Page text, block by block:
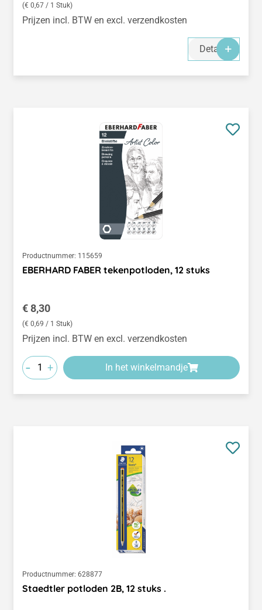
(€ 0,67 / 1 Stuk)
Prijzen incl. BTW en excl. verzendkosten
Details
Productnummer: 115659
EBERHARD FABER tekenpotloden, 12 stuks
Normale prijs:
€ 8,30
(€ 0,69 / 1 Stuk)
Prijzen incl. BTW en excl. verzendkosten
- + In het winkelmandje
Productnummer: 628877
Staedtler potloden 2B, 12 stuks .